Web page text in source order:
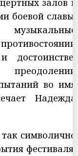
залов в
боевой славы.
во имя
Надежда
символично
фестиваля,